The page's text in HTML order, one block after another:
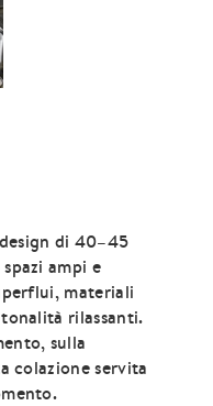
di 40–45
ampi e
materiali
rilassanti.
sulla
colazione servita